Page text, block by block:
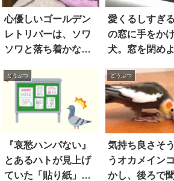
心優しいゴールデン
レトリバーは、ソワ
ソワと落ち着かない
見て…温かな歓迎ぶ
りにホッコリ！
愛くるしすぎ
の窓に手をか
犬。窓を閉め
どうぶつ
『哀愁ハンパない』
とあるハトが見上げ
ていた「貼り紙」に
どうぶつ
気持ち良さそ
うオカメイン
かし、後ろで